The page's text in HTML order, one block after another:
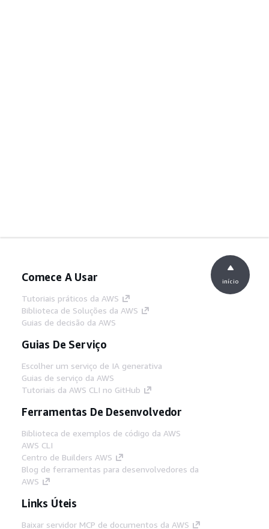
Comece A Usar
Tutoriais práticos da AWS
Biblioteca de Soluções da AWS
Guias de decisão da AWS
Guias De Serviço
Escolher um serviço de IA generativa
Guias de serviço da AWS
Tutoriais da AWS CLI no GitHub
Ferramentas De Desenvolvedor
Biblioteca de exemplos de código da AWS
AWS CLI
Centro de Builders AWS
Blog de ferramentas para desenvolvedores da
AWS
Links Úteis
Baixar servidor MCP de documentos da AWS
início